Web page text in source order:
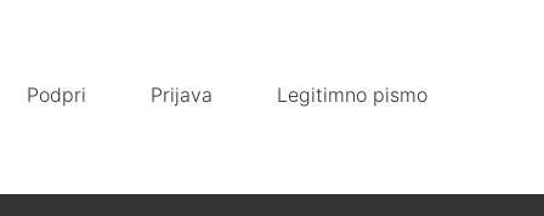
Podpri Prijava Legitimno pismo